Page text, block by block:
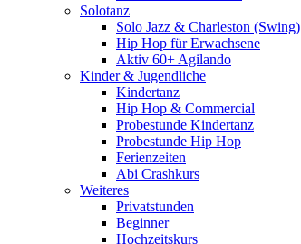
Solotanz
Solo Jazz & Charleston (Swing)
Hip Hop für Erwachsene
Aktiv 60+ Agilando
Kinder & Jugendliche
Kindertanz
Hip Hop & Commercial
Probestunde Kindertanz
Probestunde Hip Hop
Ferienzeiten
Abi Crashkurs
Weiteres
Privatstunden
Beginner
Hochzeitskurs